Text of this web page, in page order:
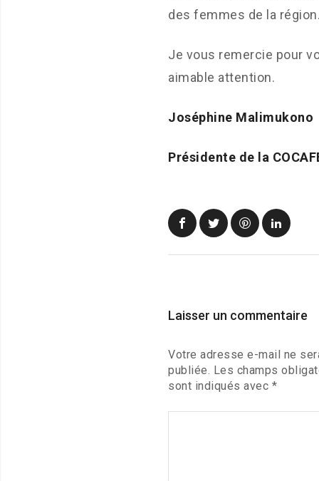
des femmes de la
Je vous remercie pour
aimable attention.
Joséphine Malimukono
Présidente de la
Laisser un commentaire
Votre adresse e-mail ne
publiée. Les champs
sont indiqués avec *